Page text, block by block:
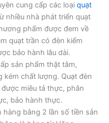
cung cấp các loại quạt
nhiều nhà phát triển quạt
phẩm được đem về
quạt trần có đèn kiểm
bảo hành lâu dài.
sản phẩm thật tâm,
kém chất lượng. Quạt đèn
miêu tả thực, phân
bảo hành thực.
hàng bằng 2 lần số tiền sản